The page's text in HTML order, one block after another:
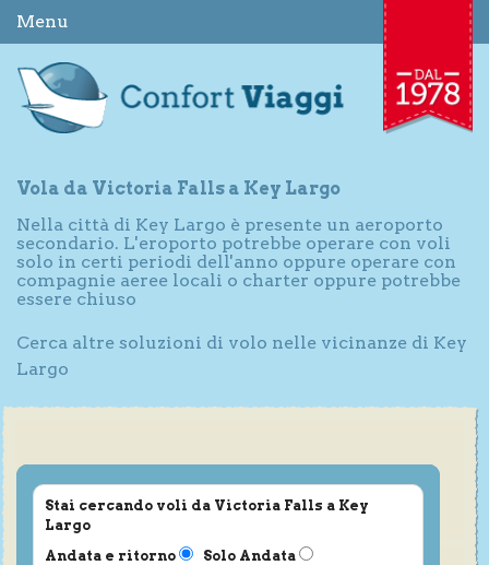
Menu
Vola da Victoria Falls a Key Largo
Nella città di Key Largo è presente un aeroporto
secondario. L'eroporto potrebbe operare con voli
solo in certi periodi dell'anno oppure operare con
compagnie aeree locali o charter oppure potrebbe
essere chiuso
Cerca altre soluzioni di volo nelle vicinanze di Key
Largo
Stai cercando voli da Victoria Falls a Key
Largo
Andata e ritorno
Solo Andata